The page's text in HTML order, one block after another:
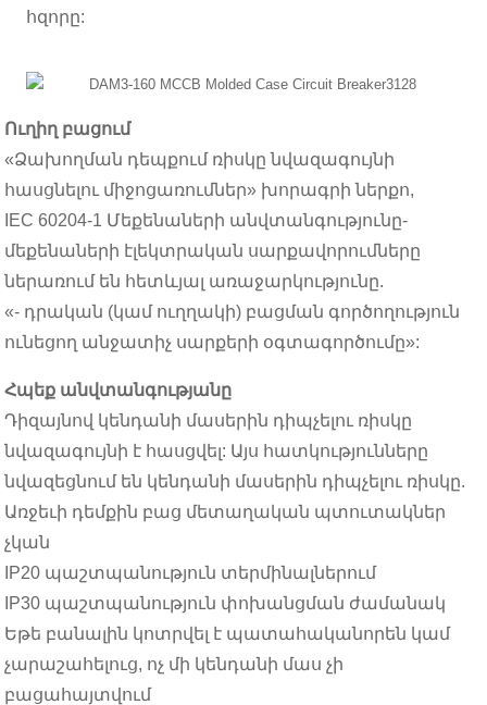
հզորը:
Ուղիղ բացում
«Ձախողման դեպքում ռիսկը նվազագույնի
հասցնելու միջոցառումներ» խորագրի ներքո,
IEC 60204-1 Մեքենաների անվտանգությունը-
մեքենաների էլեկտրական սարքավորումները
ներառում են հետևյալ առաջարկությունը.
«- դրական (կամ ուղղակի) բացման գործողություն
ունեցող անջատիչ սարքերի օգտագործումը»:
Հպեք անվտանգությանը
Դիզայնով կենդանի մասերին դիպչելու ռիսկը
նվազագույնի է հասցվել: Այս հատկությունները
նվազեցնում են կենդանի մասերին դիպչելու ռիսկը.
Առջեւի դեմքին բաց մետաղական պտուտակներ
չկան
IP20 պաշտպանություն տերմինալներում
IP30 պաշտպանություն փոխանցման ժամանակ
Եթե ​​բանալին կոտրվել է պատահականորեն կամ
չարաշահելուց, ոչ մի կենդանի մաս չի
բացահայտվում